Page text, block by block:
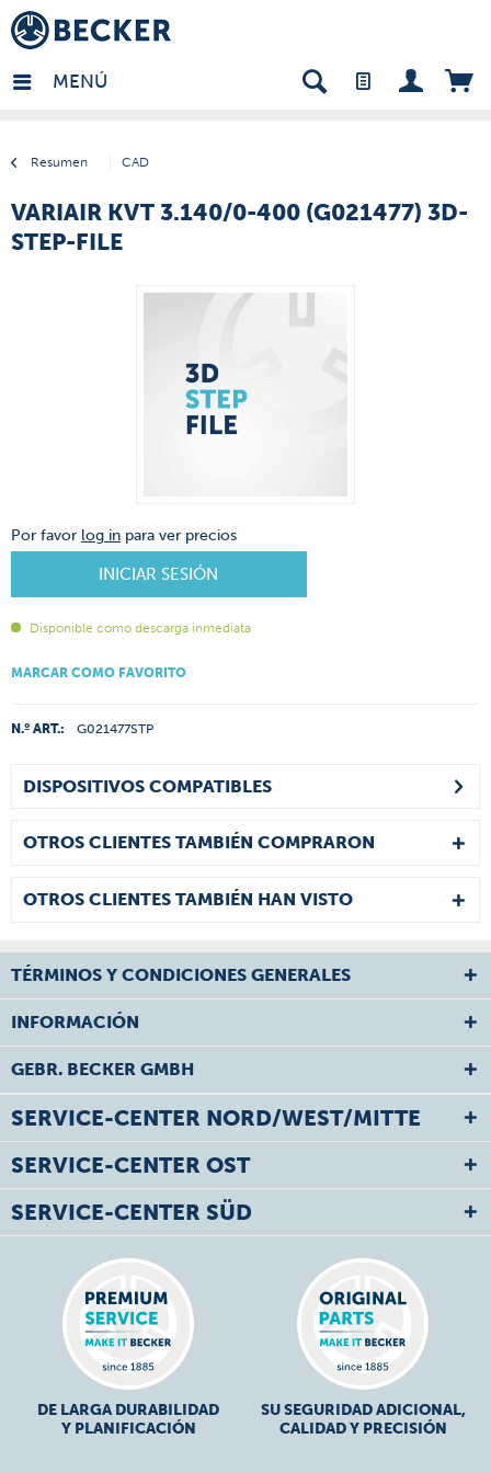
MENÚ
Resumen CAD
- ES
VARIAIR KVT 3.140/0-400 (G021477) 3D-
STEP-FILE
Por favor log in para ver precios
INICIAR SESIÓN
Disponible como descarga inmediata
MARCAR COMO FAVORITO
N.º ART.: G021477STP
DISPOSITIVOS COMPATIBLES
OTROS CLIENTES TAMBIÉN COMPRARON
OTROS CLIENTES TAMBIÉN HAN VISTO
TÉRMINOS Y CONDICIONES GENERALES
INFORMACIÓN
GEBR. BECKER GMBH
SERVICE-CENTER NORD/WEST/MITTE
SERVICE-CENTER OST
SERVICE-CENTER SÜD
DE LARGA DURABILIDAD
Y PLANIFICACIÓN
SU SEGURIDAD ADICIONAL,
CALIDAD Y PRECISIÓN